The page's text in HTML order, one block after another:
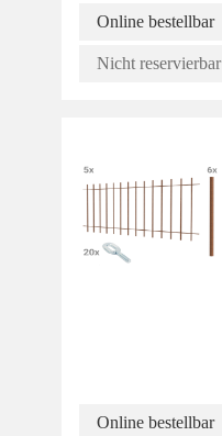
Online bestellbar
Nicht reservierbar
Online bestellbar